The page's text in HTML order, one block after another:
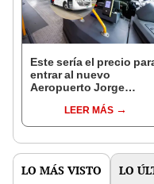
Este sería el precio
entrar al nuevo
Aeropuerto Jorge
Aerodirecto, tras
inauguración del
LEER MÁS
LO MÁS VISTO LO